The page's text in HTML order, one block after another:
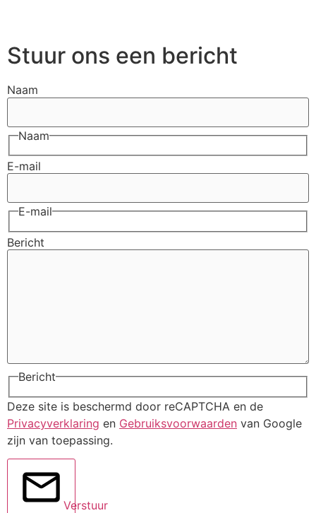
Stuur ons een bericht
Naam
Naam
E-mail
E-mail
Bericht
Bericht
Deze site is beschermd door reCAPTCHA en de
Privacyverklaring en Gebruiksvoorwaarden van Google
zijn van toepassing.
Verstuur